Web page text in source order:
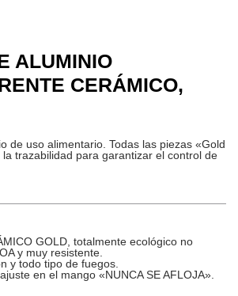
ALUMINIO
CERÁMICO,
de uso alimentario. Todas las piezas «Gold
trazabilidad para garantizar el control de
GOLD, totalmente ecológico no
y muy resistente.
y todo tipo de fuegos.
en el mango «NUNCA SE AFLOJA».